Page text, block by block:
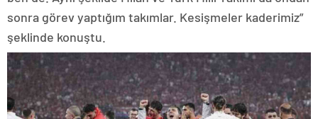
sonra görev yaptığım takımlar. Kesişmeler kaderimiz”
şeklinde konuştu.